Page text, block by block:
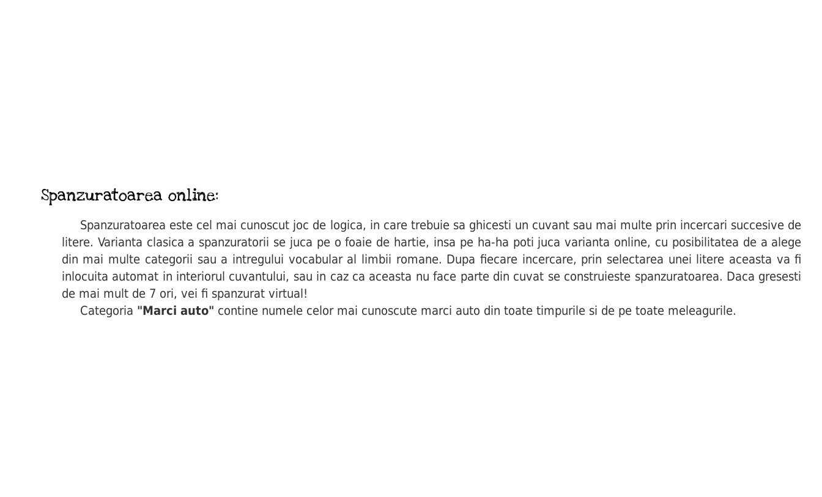
Spanzuratoarea online:
Spanzuratoarea este cel mai cunoscut joc de logica, in care trebuie sa ghicesti un cuvant sau mai multe prin incercari succesive de
litere. Varianta clasica a spanzuratorii se juca pe o foaie de hartie, insa pe ha-ha poti juca varianta online, cu posibilitatea de a alege
din mai multe categorii sau a intregului vocabular al limbii romane. Dupa fiecare incercare, prin selectarea unei litere aceasta va fi
inlocuita automat in interiorul cuvantului, sau in caz ca aceasta nu face parte din cuvat se construieste spanzuratoarea. Daca gresesti
de mai mult de 7 ori, vei fi spanzurat virtual!
Categoria "Marci auto" contine numele celor mai cunoscute marci auto din toate timpurile si de pe toate meleagurile.